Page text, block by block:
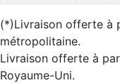
(*)Livraison offerte à
métropolitaine.
Livraison offerte à
Royaume-Uni.